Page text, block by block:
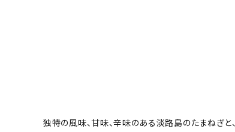
独特の風味、甘味、辛味のある淡路島のたまねぎと、